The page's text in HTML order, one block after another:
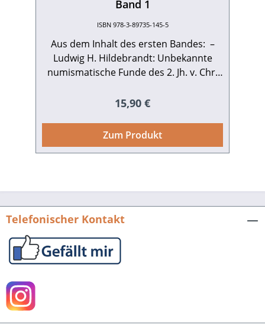
Band 1
ISBN 978-3-89735-145-5
Aus dem Inhalt des ersten Bandes: –
Ludwig H. Hildebrandt: Unbekannte
numismatische Funde des 2. Jh. v. Chr.
Rhein-Neckar-Kreis – Ludwig H.
Mittelalter – Helmut Walther:
19. Jahrhunderts – Harald Gomille:
Lebenswandel unter dem
Wiesloch 1851 bis 1853 – Michael Bock:
Die badischen Landtagsabgeordneten
Regulärer Preis:
15,90 €
Zum Produkt
Telefonischer Kontakt